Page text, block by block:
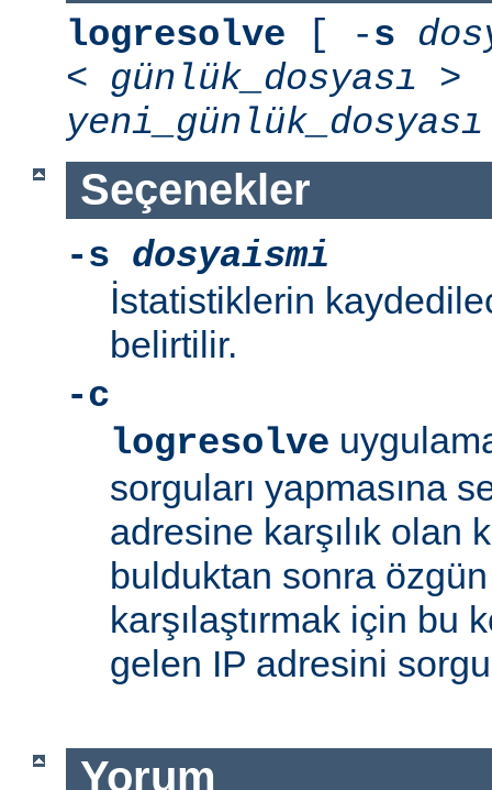
logresolve [ -s
< günlük_dosyası >
yeni_günlük_dosyası
Seçenekler
-s dosyaismi
İstatistiklerin
belirtilir.
-c
logresolve
sorguları yapmasına
adresine karşılık olan
bulduktan sonra
karşılaştırmak için bu
gelen IP adresini
Yorum